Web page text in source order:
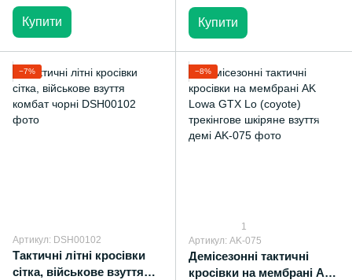
Купити Купити
−7%
Артикул: DSH00102
Тактичні літні кросівки
сітка, військове взуття
−8%
1
Артикул: AK-075
Демісезонні тактичні
кросівки на мембрані AK